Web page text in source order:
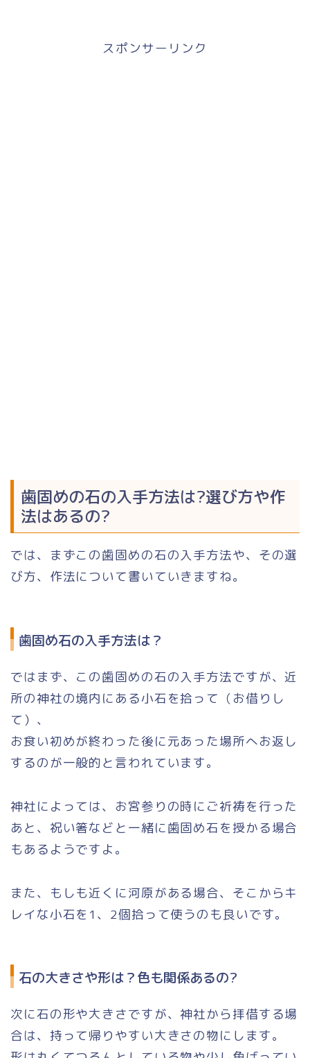
スポンサーリンク
歯固めの石の入手方法は?選び方や作
法はあるの?
では、まずこの歯固めの石の入手方法や、その選
び方、作法について書いていきますね。
歯固め石の入手方法は？
ではまず、この歯固めの石の入手方法ですが、近
所の神社の境内にある小石を拾って（お借りし
て）、
お食い初めが終わった後に元あった場所へお返し
するのが一般的と言われています。
神社によっては、お宮参りの時にご祈祷を行った
あと、祝い箸などと一緒に歯固め石を授かる場合
もあるようですよ。
また、もしも近くに河原がある場合、そこからキ
レイな小石を1、2個拾って使うのも良いです。
石の大きさや形は？色も関係あるの?
次に石の形や大きさですが、神社から拝借する場
合は、持って帰りやすい大きさの物にします。